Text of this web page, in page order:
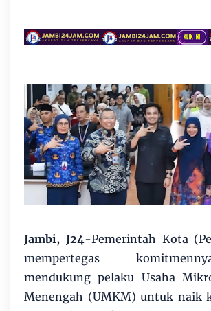
Jambi, J24-Pemerintah Kota
mempertegas
mendukung pelaku Usaha
Menengah (UMKM) untuk naik